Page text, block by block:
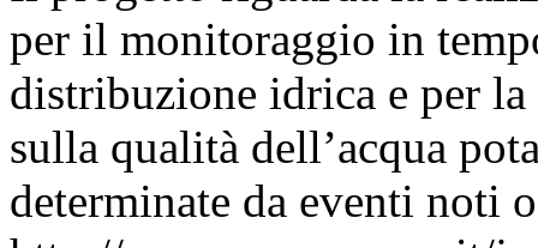
per il monitoraggio in
distribuzione idrica e per
sulla qualità dell’acqua
determinate da eventi noti